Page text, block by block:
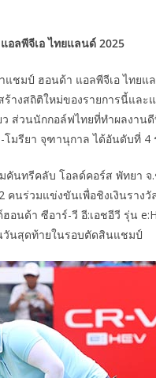
อลพีจีเอ ไทยแลนด์ 2025
แชมป์ ฮอนด้า แอลพีจีเอ ไทย
างสถิติใหม่ของรายการนี้และ
ว ส่วนนักกอล์ฟไทยที่ทำผลงา
มรียา จุฑานุกาล ได้อันดับที่ 4
นทรีคลับ โอลด์คอร์ส พัทยา จ
นร่วมแข่งขันเพื่อชิงเงินราง
นด้า ซีอาร์-วี อี:เอชอีวี รุ่น
วันสุดท้ายในรอบตัดสินแชมป์